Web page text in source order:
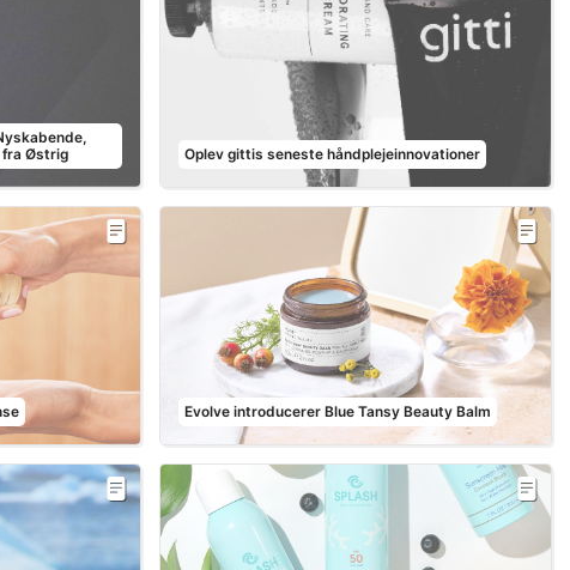
fra Østrig
Oplev gittis seneste håndplejeinnovationer
Evolve introducerer Blue Tansy Beauty Balm